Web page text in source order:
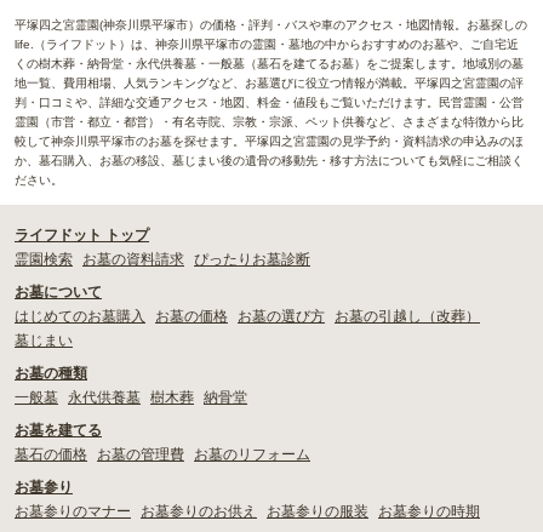
平塚四之宮霊園(神奈川県平塚市）の価格・評判・バスや車のアクセス・地図情報。お墓探しの
life.（ライフドット）は、神奈川県平塚市の霊園・墓地の中からおすすめのお墓や、ご自宅近
くの樹木葬・納骨堂・永代供養墓・一般墓（墓石を建てるお墓）をご提案します。地域別の墓
地一覧、費用相場、人気ランキングなど、お墓選びに役立つ情報が満載。平塚四之宮霊園の評
判・口コミや、詳細な交通アクセス・地図、料金・値段もご覧いただけます。民営霊園・公営
霊園（市営・都立・都営）・有名寺院、宗教・宗派、ペット供養など、さまざまな特徴から比
較して神奈川県平塚市のお墓を探せます。平塚四之宮霊園の見学予約・資料請求の申込みのほ
か、墓石購入、お墓の移設、墓じまい後の遺骨の移動先・移す方法についても気軽にご相談く
ださい。
ライフドット トップ
霊園検索
お墓の資料請求 ぴったりお墓診断
お墓について
はじめてのお墓購入
お墓の価格 お墓の選び方
お墓の引越し（改葬）
墓じまい
お墓の種類
一般墓
永代供養墓 樹木葬 納骨堂
お墓を建てる
墓石の価格
お墓の管理費
お墓のリフォーム
お墓参り
お墓参りのマナー
お墓参りのお供え お墓参りの服装 お墓参りの時期